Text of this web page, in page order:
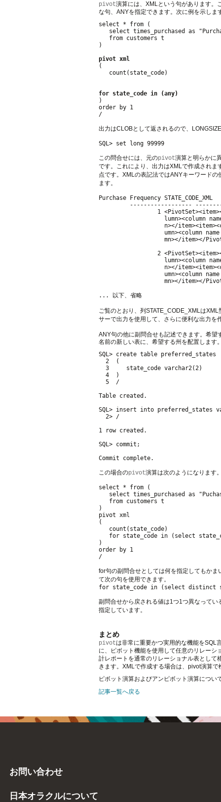
pivot演算には、XMLという句があります。
な句、ANYを指定できます。次に例を示しま
select * from (
select times_purchased as
   from customers t
)
pivot xml
(
   count(state_code)
for state_code in (any)
)
order by 1
/
出力はCLOBとして返されるので、
この問合せには、元のpivot演算と明らかに
です。これにより、出力はXMLで作成され
点です。XMLの表記法ではANYキーワード
ます。
Purchase Frequency STATE_CODE_XML
------------------
1
lumn><column
n></
umn><column
mn></item></
2
lumn><column
n></
umn><column
mn></item></
ご覧のとおり、列STATE_CODE_XMLは
サーで出力を使用して、さらに便利な出力を
ANY句の他に副問合せも記述できます。希
名前の新しい表に、希望する州を配置します
SQL> create table preferred_states
  2  (
  3     state_code varchar2(2)
  4  )
  5  /
Table created.
SQL> insert into preferred_states
  2> /
1 row created.
SQL> commit;
この場合のpivot演算は次のようになります
select * from (
select times_purchased as
   from customers t
)
pivot xml
(
   count(state_code)
for state_code in (select
)
order by 1
for句の副問合せとしては何を指定してもか
て次の句を使用できます。
副問合せから戻される値は1つ1つ異なって
指定しています。
まとめ
pivotは非常に重要かつ実用的な機能をSQL
に、ピボット機能を使用して任意のリレー
計レポートを通常のリレーショナル表とし
きます。XMLで作成する場合は、pivot演算
ピボット演算およびアンピボット演算につい
記事一覧へ戻る
お問い合わせ
日本オラクルについて